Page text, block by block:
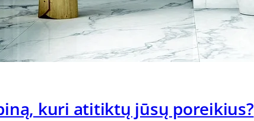
kuri atitiktų jūsų poreikius?